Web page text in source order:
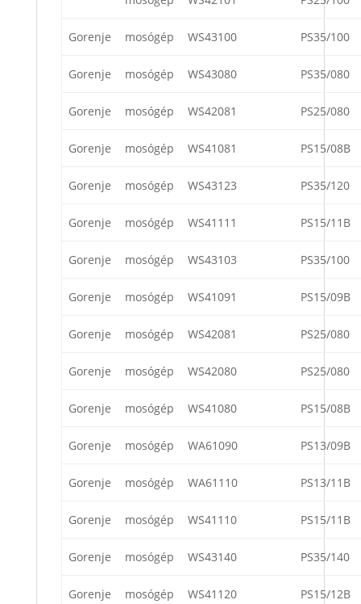
Gorenje mosógép WS43100 PS35/100
Gorenje mosógép WS43080 PS35/080
Gorenje mosógép WS42081 PS25/080
Gorenje mosógép WS41081 PS15/08B
Gorenje mosógép WS43123 PS35/120
Gorenje mosógép WS41111 PS15/11B
Gorenje mosógép WS43103 PS35/100
Gorenje mosógép WS41091 PS15/09B
Gorenje mosógép WS42081 PS25/080
Gorenje mosógép WS42080 PS25/080
Gorenje mosógép WS41080 PS15/08B
Gorenje mosógép WA61090 PS13/09B
Gorenje mosógép WA61110 PS13/11B
Gorenje mosógép WS41110 PS15/11B
Gorenje mosógép WS43140 PS35/140
Gorenje mosógép WS41120 PS15/12B